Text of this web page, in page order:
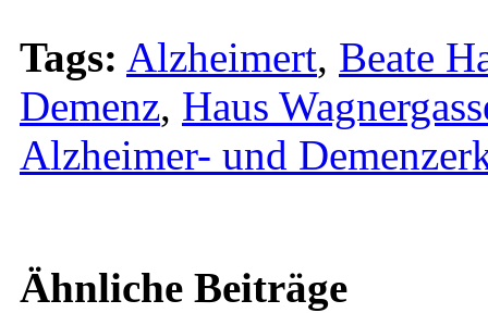
Tags: Alzheimert, Beate
Demenz, Haus
Alzheimer- und
Ähnliche Beiträge